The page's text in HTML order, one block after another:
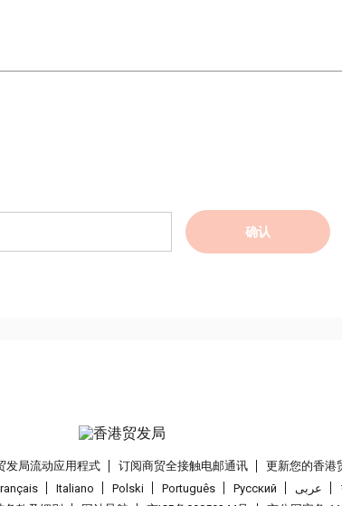
确认
发局流动应用程式 订阅商贸全接触电邮通讯 更新您的香港
Italiano Polski Português Pусский عربى